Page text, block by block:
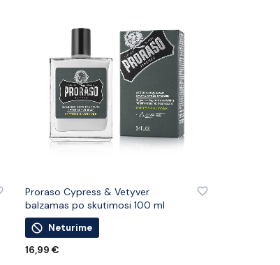
Proraso Cypress & Vetyver
balzamas po skutimosi 100 ml
Neturime
16,99€